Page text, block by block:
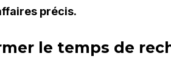
précis.
le temps de